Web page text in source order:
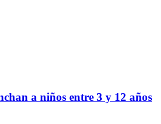
a niños entre 3 y 12 años